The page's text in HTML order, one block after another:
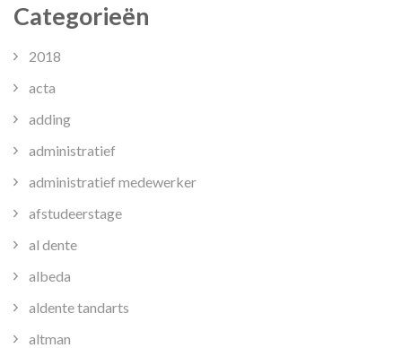
Categorieën
2018
acta
adding
administratief
administratief medewerker
afstudeerstage
al dente
albeda
aldente tandarts
altman